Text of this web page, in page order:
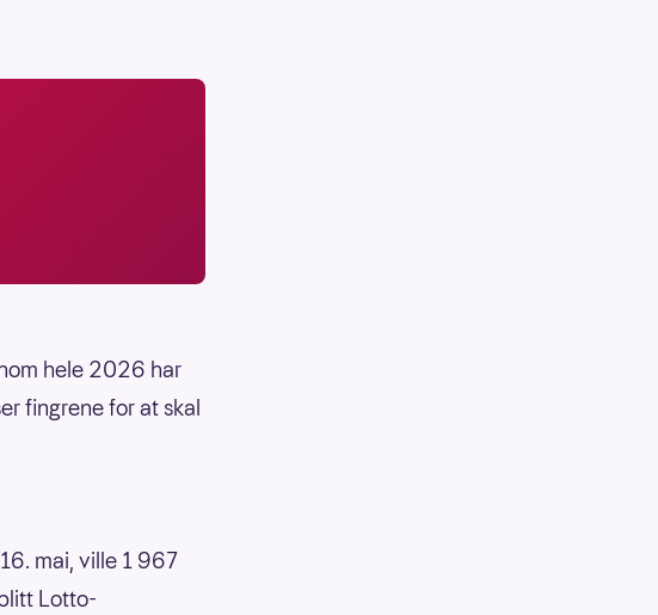
hele 2026 har
fingrene for at skal
mai, ville 1 967
Lotto-